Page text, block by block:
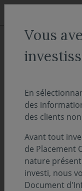
Aller au menu
Aller au contenu
ACCUEIL
suivi des
PERSPECTIVES
Écoutez notre
consultez
semaine du 2
Vous
En
des
des clients
Avant tout
de Placement
nature
investi, nous
Document